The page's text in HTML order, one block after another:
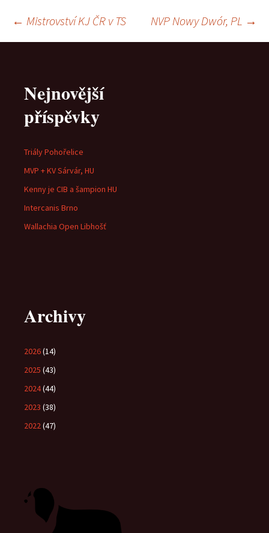
Navigace
příspěvky
← Mistrovství KJ ČR v TS NVP Nowy Dwór, PL →
Nejnovější
příspěvky
Triály Pohořelice
MVP + KV Sárvár, HU
Kenny je CIB a šampion HU
Intercanis Brno
Wallachia Open Libhošť
Archivy
2026(14)
2025 (43)
2024(44)
2023 (38)
2022(47)